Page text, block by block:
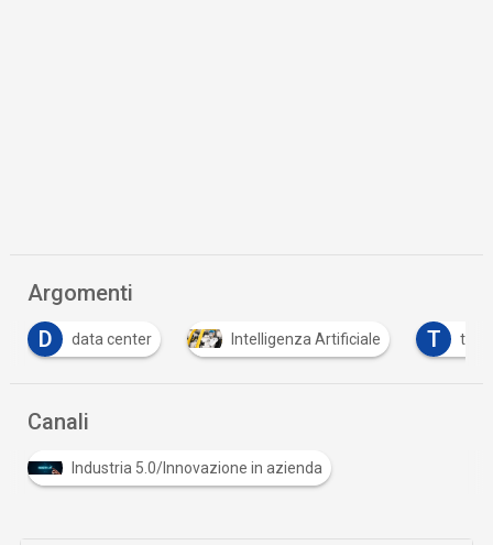
Argomenti
D
data center Intelligenza Artificiale T
Canali
Industria 5.0/Innovazione in azienda